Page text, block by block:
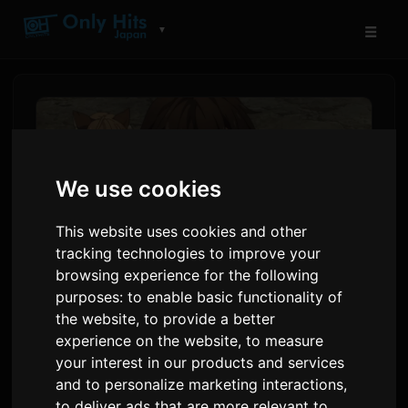
We use cookies
This website uses cookies and other
tracking technologies to improve your
browsing experience for the following
purposes:to enable basic functionality of
the website,to provide a better
experience on the website,to measure
your interest in our products and services
and to personalize marketing interactions,
▼ ☰
'કોકો ઓરે' એનિમે એપિસોડ 2
પ્રીવ્યુ અને ગ્લોબલ સ્ટ્રીમિંગ
વિગતો